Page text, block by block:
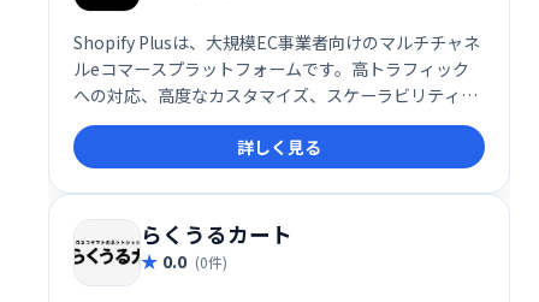
Shopify Plusは、大規模EC事業者向けのマルチチャネ
ルeコマースプラットフォームです。高トラフィック
への対応、高度なカスタマイズ、スケーラビリティを
実現し、複数言語・通貨対応、カスタムキャンペーン
の自動化、ストアフロントのカスタマイズなど、グロ
ーバル展開にも最適です。大規模な販売と成長を目指
す企業に最適なソリューションです。
詳しく見る
らくうるカート
0.0 (0件)